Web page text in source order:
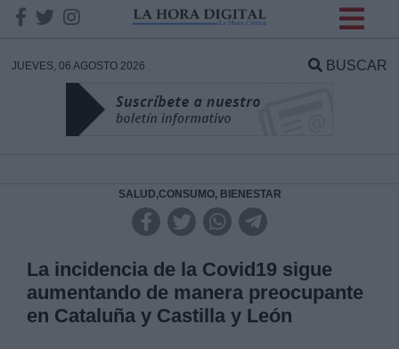
JUEVES, 06 AGOSTO 2026 BUSCAR
SALUD,CONSUMO, BIENESTAR
La incidencia de la Covid19 sigue
aumentando de manera preocupante
en Cataluña y Castilla y León
DATOS
Responsable:
Legitimación: